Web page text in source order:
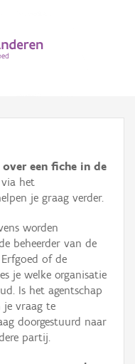
een fiche in de
het
je graag verder.
worden
beheerder van de
of de
je welke organisatie
Is het agentschap
je vraag te
doorgestuurd naar
partij.